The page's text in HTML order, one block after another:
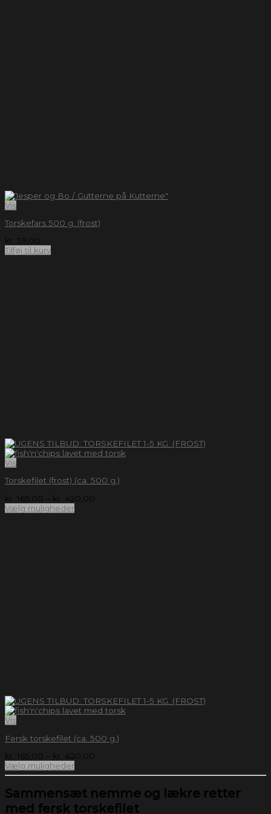
Vis
Torskefars 500 g. (frost)
kr.
59,00
Tilføj til kurv
Vis
Torskefilet (frost) (ca. 500 g.)
kr.
165,00 kr.
420,00
Vælg muligheder
Vis
Fersk torskefilet (ca. 500 g.)
kr.
165,00 kr.
420,00
Vælg muligheder
Sammensæt nemme og lækre retter
med fersk torskefilet